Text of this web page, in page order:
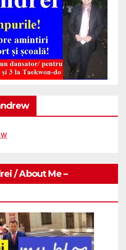
/ About Me –